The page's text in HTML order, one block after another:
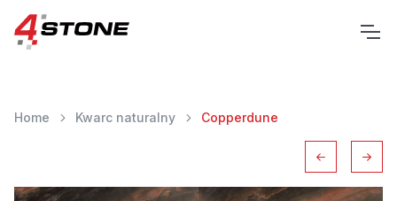
Home Kwarc naturalny Copperdune